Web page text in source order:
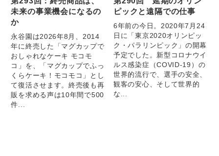
未来の事業機会になるの
か
永谷園は2026年8月、2014
年に終売した「マグカップで
おしゃれなケーキ モコモ
コ」を、「マグカップでふっ
くらケーキ！モコモコ」とし
て復活させます。終売後も再
販を求める声は10年間で500
件...
ピックと遠隔での仕事
6年前の今日。2020年7月24
日に「東京2020オリンピッ
ク・パラリンピック」の開幕
予定でした。新型コロナウイ
ルス感染症（COVID-19）の
世界的流行で、選手の安全、
観客の安心、そして世界的
な...